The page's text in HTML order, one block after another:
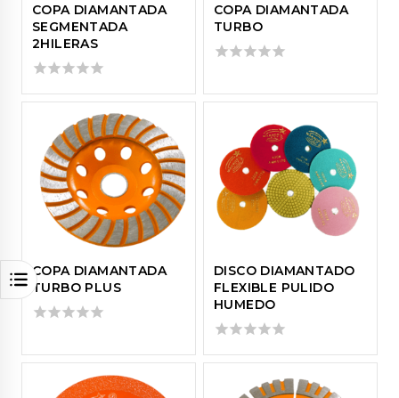
COPA DIAMANTADA
SEGMENTADA
2HILERAS
0
out
COPA DIAMANTADA
TURBO
out
of
COPA DIAMANTADA
TURBO PLUS
out
of
DISCO DIAMANTADO
FLEXIBLE PULIDO
HUMEDO
0
out